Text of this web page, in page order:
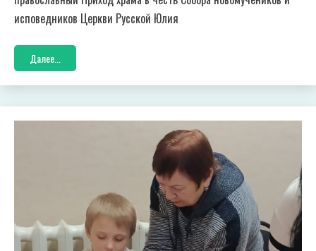
исповедников Церкви Русской Юлия
Далее...